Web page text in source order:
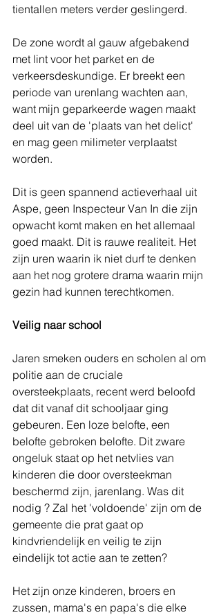
tientallen meters verder geslingerd.
De zone wordt al gauw afgebakend
met lint voor het parket en de
verkeersdeskundige. Er breekt een
periode van urenlang wachten aan,
want mijn geparkeerde wagen maakt
deel uit van de 'plaats van het delict'
en mag geen milimeter verplaatst
worden.
Dit is geen spannend actieverhaal uit
Aspe, geen Inspecteur Van In die zijn
opwacht komt maken en het allemaal
goed maakt. Dit is rauwe realiteit. Het
zijn uren waarin ik niet durf te denken
aan het nog grotere drama waarin mijn
gezin had kunnen terechtkomen.
Veilig naar school
Jaren smeken ouders en scholen al om
politie aan de cruciale
oversteekplaats, recent werd beloofd
dat dit vanaf dit schooljaar ging
gebeuren. Een loze belofte, een
belofte gebroken belofte. Dit zware
ongeluk staat op het netvlies van
kinderen die door oversteekman
beschermd zijn, jarenlang. Was dit
nodig ? Zal het 'voldoende' zijn om de
gemeente die prat gaat op
kindvriendelijk en veilig te zijn
eindelijk tot actie aan te zetten?
Het zijn onze kinderen, broers en
zussen, mama's en papa's die elke